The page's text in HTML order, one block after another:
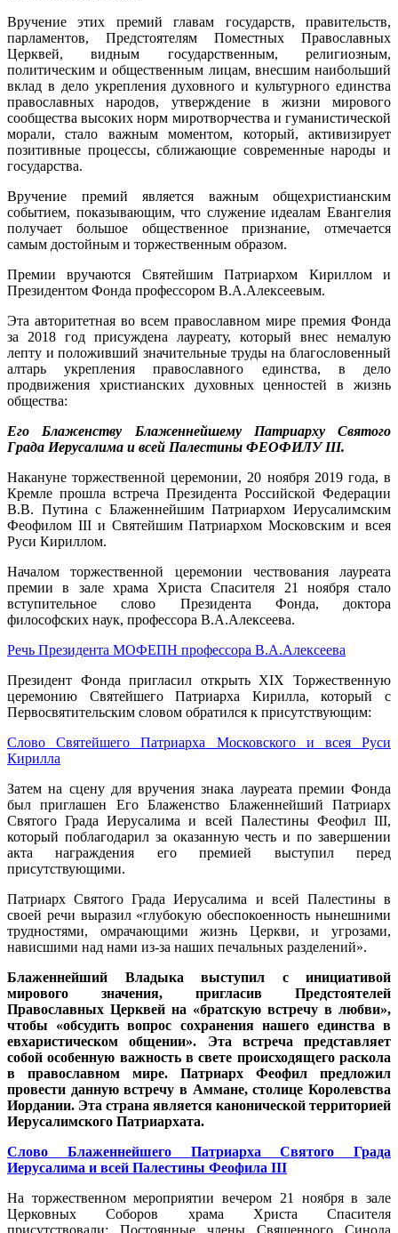
Вручение этих премий главам государств, правительств,
парламентов, Предстоятелям Поместных Православных
Церквей, видным государственным, религиозным,
политическим и общественным лицам, внесшим наибольший
вклад в дело укрепления духовного и культурного единства
православных народов, утверждение в жизни мирового
сообщества высоких норм миротворчества и гуманистической
морали, стало важным моментом, который, активизирует
позитивные процессы, сближающие современные народы и
государства.
Вручение премий является важным общехристианским
событием, показывающим, что служение идеалам Евангелия
получает большое общественное признание, отмечается
самым достойным и торжественным образом.
Премии вручаются Святейшим Патриархом Кириллом и
Президентом Фонда профессором В.А.Алексеевым.
Эта авторитетная во всем православном мире премия Фонда
за 2018 год присуждена лауреату, который внес немалую
лепту и положивший значительные труды на благословенный
алтарь укрепления православного единства, в дело
продвижения христианских духовных ценностей в жизнь
общества:
Его Блаженству Блаженнейшему Патриарху Святого
Града Иерусалима и всей Палестины ФЕОФИЛУIII.
Накануне торжественной церемонии, 20 ноября 2019 года, в
Кремле прошла встреча Президента Российской Федерации
В.В. Путина с Блаженнейшим Патриархом Иерусалимским
Феофилом III и Святейшим Патриархом Московским и всея
Руси Кириллом.
Началом торжественной церемонии чествования лауреата
премии в зале храма Христа Спасителя 21 ноября стало
вступительное слово Президента Фонда, доктора
философских наук, профессора В.А.Алексеева.
Речь Президента МОФЕПН профессора В.А.Алексеева
Президент Фонда пригласил открыть XIX Торжественную
церемонию Святейшего Патриарха Кирилла, который с
Первосвятительским словом обратился к присутствующим:
Слово Святейшего Патриарха Московского и всея Руси
Кирилла
Затем на сцену для вручения знака лауреата премии Фонда
был приглашен Его Блаженство Блаженнейший Патриарх
Святого Града Иерусалима и всей Палестины Феофил III,
который поблагодарил за оказанную честь и по завершении
акта награждения его премией выступил перед
присутствующими.
Патриарх Святого Града Иерусалима и всей Палестины в
своей речи выразил «глубокую обеспокоенность нынешними
трудностями, омрачающими жизнь Церкви, и угрозами,
нависшими над нами из-за наших печальных разделений».
Блаженнейший Владыка выступил с инициативой
мирового значения, пригласив Предстоятелей
Православных Церквей на «братскую встречу в любви»,
чтобы «обсудить вопрос сохранения нашего единства в
евхаристическом общении». Эта встреча представляет
собой особенную важность в свете происходящего раскола
в православном мире. Патриарх Феофил предложил
провести данную встречу в Аммане, столице Королевства
Иордании. Эта страна является канонической территорией
Иерусалимского Патриархата.
Слово Блаженнейшего Патриарха Святого Града
Иерусалима и всей Палестины Феофила III
На торжественном мероприятии вечером 21 ноября в зале
Церковных Соборов храма Христа Спасителя
присутствовали: Постоянные члены Священного Синода